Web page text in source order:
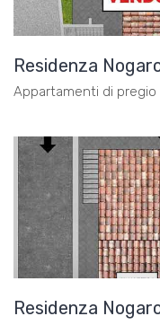
Residenza
Residenza